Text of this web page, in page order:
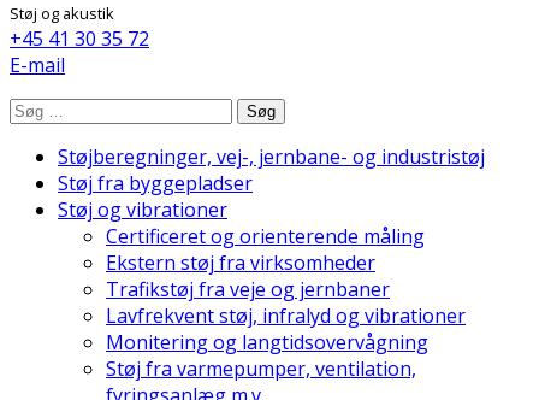
Støj og akustik
+45 41 30 35 72
E-mail
Søg
Støjberegninger, vej-, jernbane- og industristøj
Støj fra byggepladser
Støj og vibrationer
Certificeret og orienterende måling
Ekstern støj fra virksomheder
Trafikstøj fra veje og jernbaner
Lavfrekvent støj, infralyd og vibrationer
Monitering og langtidsovervågning
Støj fra varmepumper, ventilation,